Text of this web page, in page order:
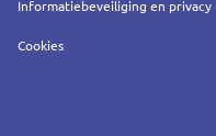
Informatiebeveiliging en privacy
Cookies